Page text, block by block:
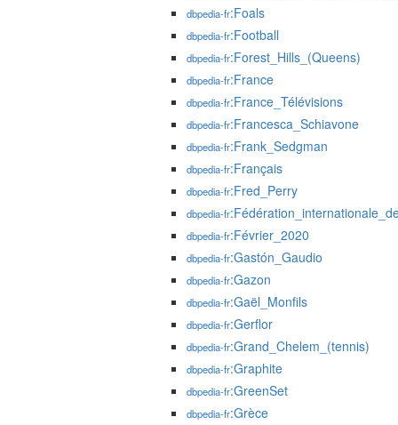
dbpedia-fr:Foals
dbpedia-fr:Football
dbpedia-fr:Forest_Hills_(Queens)
dbpedia-fr:France
dbpedia-fr:France_Télévisions
dbpedia-fr:Francesca_Schiavone
dbpedia-fr:Frank_Sedgman
dbpedia-fr:Français
dbpedia-fr:Fred_Perry
dbpedia-fr
dbpedia-fr:Février_2020
dbpedia-fr:Gastón_Gaudio
dbpedia-fr:Gazon
dbpedia-fr:Gaël_Monfils
dbpedia-fr:Gerflor
dbpedia-fr:Grand_Chelem_(tennis)
dbpedia-fr:Graphite
dbpedia-fr:GreenSet
dbpedia-fr:Grèce